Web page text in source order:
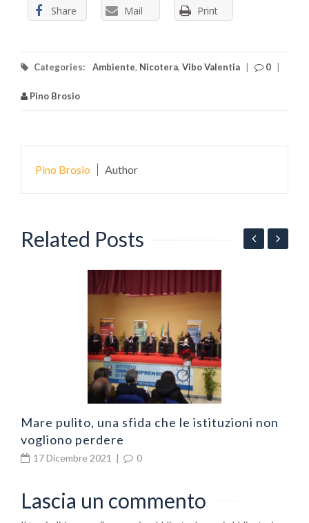
Share
Mail Print
Categories: Ambiente, Nicotera, Vibo Valentia 0
Pino Brosio
Pino Brosio Author
Related Posts
Mare pulito, una sfida che le istituzioni non
vogliono perdere
17 Dicembre 2021 | 0
Lascia un commento